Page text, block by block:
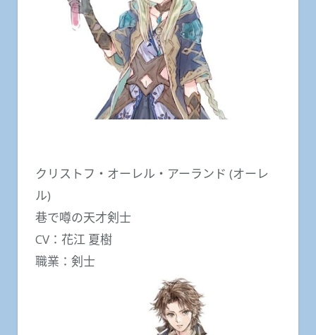
クリストフ・オーレル・アーランド (オーレ
ル)
巷で噂の天才剣士
CV：花江 夏樹
職業：剣士